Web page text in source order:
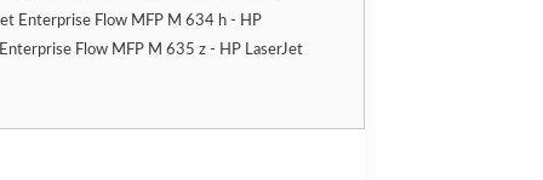
Enterprise Flow MFP M 634 h - HP
Flow MFP M 635 z - HP LaserJet